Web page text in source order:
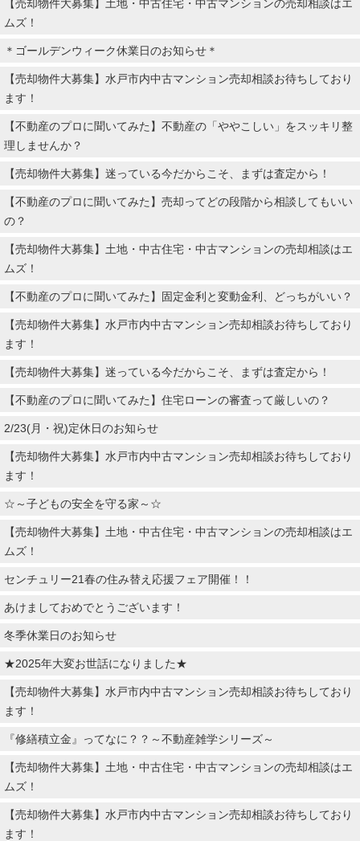
【売却物件大募集】土地・中古住宅・中古マンションの売却相談はエ
ムズ！
＊ゴールデンウィーク休業日のお知らせ＊
【売却物件大募集】水戸市内中古マンション売却相談お待ちしており
ます！
【不動産のプロに聞いてみた】不動産の「ややこしい」をスッキリ整
理しませんか？
【売却物件大募集】迷っている今だからこそ、まずは査定から！
【不動産のプロに聞いてみた】売却ってどの段階から相談してもいい
の？
【売却物件大募集】土地・中古住宅・中古マンションの売却相談はエ
ムズ！
【不動産のプロに聞いてみた】固定金利と変動金利、どっちがいい？
【売却物件大募集】水戸市内中古マンション売却相談お待ちしており
ます！
【売却物件大募集】迷っている今だからこそ、まずは査定から！
【不動産のプロに聞いてみた】住宅ローンの審査って厳しいの？
2/23(月・祝)定休日のお知らせ
【売却物件大募集】水戸市内中古マンション売却相談お待ちしており
ます！
☆～子どもの安全を守る家～☆
【売却物件大募集】土地・中古住宅・中古マンションの売却相談はエ
ムズ！
センチュリー21春の住み替え応援フェア開催！！
あけましておめでとうございます！
冬季休業日のお知らせ
★2025年大変お世話になりました★
【売却物件大募集】水戸市内中古マンション売却相談お待ちしており
ます！
『修繕積立金』ってなに？？～不動産雑学シリーズ～
【売却物件大募集】土地・中古住宅・中古マンションの売却相談はエ
ムズ！
【売却物件大募集】水戸市内中古マンション売却相談お待ちしており
ます！